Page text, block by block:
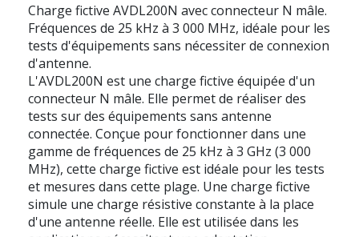
Charge fictive AVDL200N avec connecteur N mâle.
Fréquences de 25 kHz à 3 000 MHz, idéale pour les
tests d'équipements sans nécessiter de connexion
d'antenne.
L'AVDL200N est une charge fictive équipée d'un
connecteur N mâle. Elle permet de réaliser des
tests sur des équipements sans antenne
connectée. Conçue pour fonctionner dans une
gamme de fréquences de 25 kHz à 3 GHz (3 000
MHz), cette charge fictive est idéale pour les tests
et mesures dans cette plage. Une charge fictive
simule une charge résistive constante à la place
d'une antenne réelle. Elle est utilisée dans les